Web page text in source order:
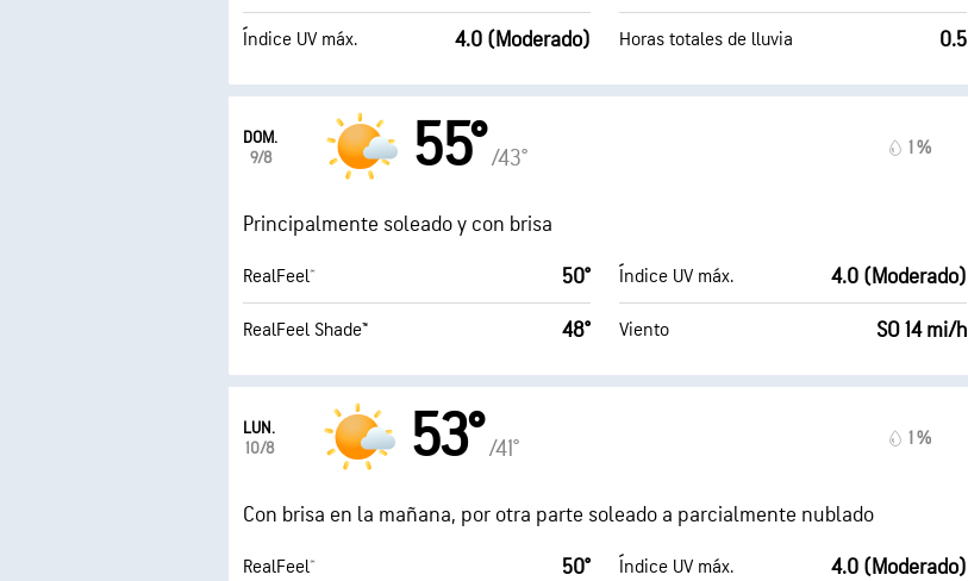
Índice UV máx. 4.0 (Moderado) Horas totales de lluvia 0.5
DOM.
9/8
55° /43° 1 %
Principalmente soleado y con brisa
RealFeel® 50°
RealFeel Shade™ 48°
Índice UV máx. 4.0 (Moderado)
Viento SO 14 mi/h
LUN.
10/8
53° /41° 1 %
Con brisa en la mañana, por otra parte soleado a parcialmente nublado
RealFeel® 50° Índice UV máx. 4.0 (Moderado)